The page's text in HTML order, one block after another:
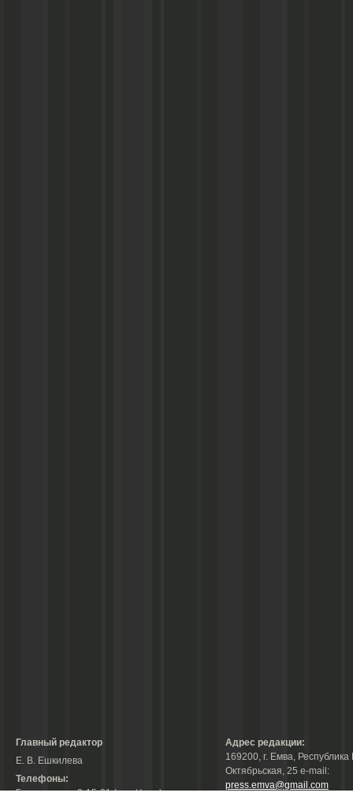
Главный редактор
Е. В. Ешкилева
Телефоны:
Гл. редактор: 2-15-31 (тел./факс);
Адрес редакции:
169200, г. Емва, Республика
Октябрьская, 25 е-mail:
press.emva@gmail.com